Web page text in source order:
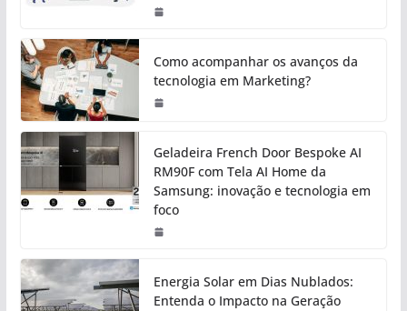
Como acompanhar os avanços da
tecnologia em Marketing?
Geladeira French Door Bespoke AI
RM90F com Tela AI Home da
Samsung: inovação e tecnologia em
foco
Energia Solar em Dias Nublados:
Entenda o Impacto na Geração